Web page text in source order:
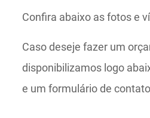
Confira abaixo as fotos e
Caso deseje fazer um
disponibilizamos logo
e um formulário de